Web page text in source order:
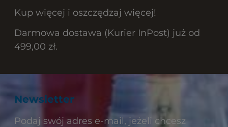
Kup więcej i oszczędzaj więcej!
Darmowa dostawa (Kurier InPost) już od
499,00 zł.
Newsletter
Podaj swój adres e-mail, jeżeli chcesz